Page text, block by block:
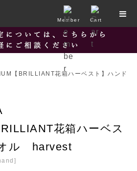
Member Cart
【BRILLIANT花箱ハーベスト】ハンド
花箱ハーベス
オル harvest
]